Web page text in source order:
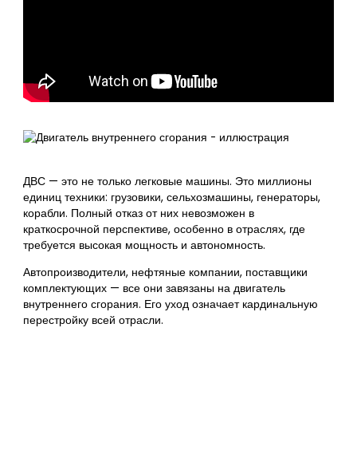
ДВС — это не только легковые машины. Это миллионы
единиц техники: грузовики, сельхозмашины, генераторы,
корабли. Полный отказ от них невозможен в
краткосрочной перспективе, особенно в отраслях, где
требуется высокая мощность и автономность.
Автопроизводители, нефтяные компании, поставщики
комплектующих — все они завязаны на двигатель
внутреннего сгорания. Его уход означает кардинальную
перестройку всей отрасли.